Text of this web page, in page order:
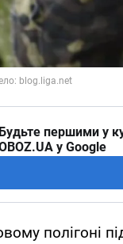
Будьте першими у
у Google
полігоні